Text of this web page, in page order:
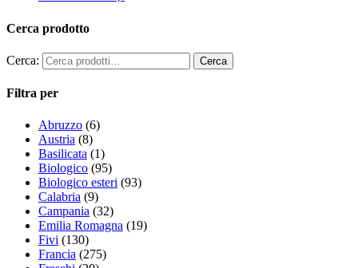
Cerca prodotto
Cerca:
Filtra per
Abruzzo (6)
Austria (8)
Basilicata (1)
Biologico (95)
Biologico esteri (93)
Calabria (9)
Campania (32)
Emilia Romagna (19)
Fivi (130)
Francia (275)